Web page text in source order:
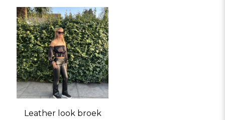
Leather look broek